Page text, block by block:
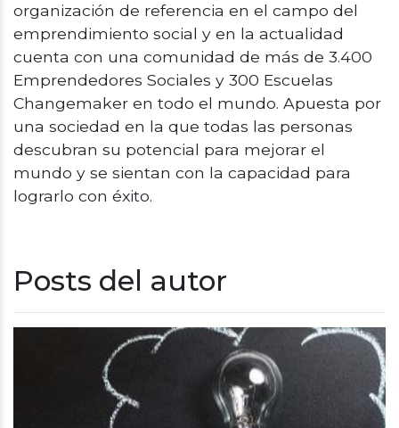
organización de referencia en el campo del
emprendimiento social y en la actualidad
cuenta con una comunidad de más de 3.400
Emprendedores Sociales y 300 Escuelas
Changemaker en todo el mundo. Apuesta por
una sociedad en la que todas las personas
descubran su potencial para mejorar el
mundo y se sientan con la capacidad para
lograrlo con éxito.
Posts del autor